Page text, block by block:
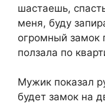
шастаешь,
меня, буду
огромный замок
ползала по
Мужик показал
будет замок на